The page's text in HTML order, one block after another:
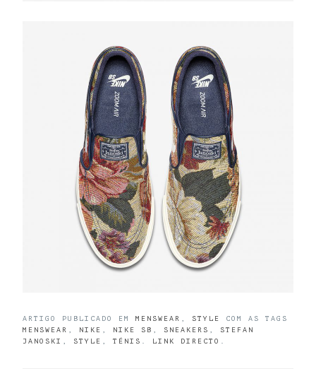
ARTIGO PUBLICADO EM MENSWEAR STYLE
COM AS TAGS
MENSWEAR
NIKE NIKE SB SNEAKERS
STEFAN
JANOSKI
STYLE TÉNIS LINK DIRECTO